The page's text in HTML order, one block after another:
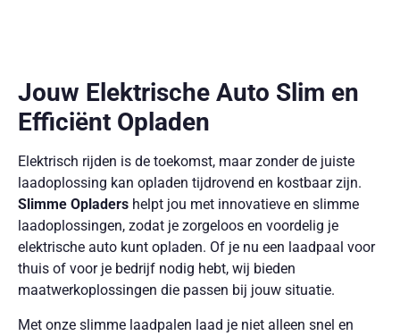
Jouw Elektrische Auto Slim en
Efficiënt Opladen
Elektrisch rijden is de toekomst, maar zonder de juiste
laadoplossing kan opladen tijdrovend en kostbaar zijn.
Slimme Opladers helpt jou met innovatieve en slimme
laadoplossingen, zodat je zorgeloos en voordelig je
elektrische auto kunt opladen. Of je nu een laadpaal voor
thuis of voor je bedrijf nodig hebt, wij bieden
maatwerkoplossingen die passen bij jouw situatie.
Met onze slimme laadpalen laad je niet alleen snel en